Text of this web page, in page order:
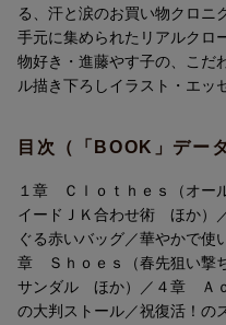
る、汗と涙のお買い物クロニ
手元に集められたリアルクロ
物好き・進藤やす子の、こだ
ル描き下ろしイラスト・エッ
目次（「BOOK」デー
１章 Ｃｌｏｔｈｅｓ（オー
イードＪＫ合わせ術 ほか）
ぐる赤いバッグ／華やかで
章 Ｓｈｏｅｓ（春先狙い撃
サンダル ほか）／４章 Ａｃ
の大判ストール／祝復活！